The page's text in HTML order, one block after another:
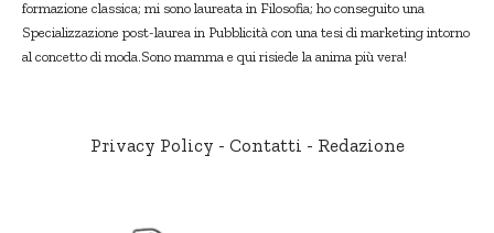
formazione classica; mi sono laureata in Filosofia; ho conseguito una
Specializzazione post-laurea in Pubblicità con una tesi di marketing intorno
al concetto di moda.Sono mamma e qui risiede la anima più vera!
Privacy Policy - Contatti - Redazione